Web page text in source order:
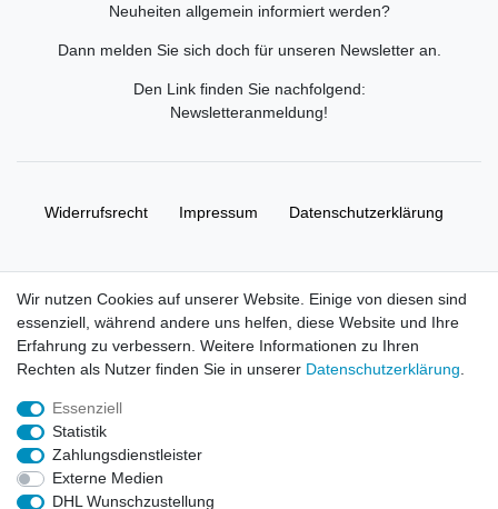
Neuheiten allgemein informiert werden?
Dann melden Sie sich doch für unseren Newsletter an.
Den Link finden Sie nachfolgend:
Newsletteranmeldung!
Widerrufs­recht Impressum Daten­schutz­erklärung
© Copyright 2026 | Alle Rechte vorbehalten. HL-
Handelsgesellschaft mbH.
Alle Markennamen, Warenzeichen sowie sämtliche Produktbilder
und Beschreibungen sind Eigentum Ihrer rechtmäßigen
Eigentümer und dienen hier nur der Beschreibung.
Wir nutzen Cookies auf unserer Website. Einige von diesen sind
essenziell, während andere uns helfen, diese Website und Ihre
Erfahrung zu verbessern. Weitere Informationen zu Ihren
Rechten als Nutzer finden Sie in unserer Daten­schutz­erklärung
Essenziell
Statistik
Zahlungsdienstleister
Externe Medien
DHL Wunschzustellung